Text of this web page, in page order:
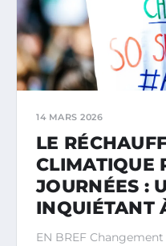
14 MARS 2026
LE
CLIMATIQUE
JOURNÉES :
INQUIÉTANT
EN BREF